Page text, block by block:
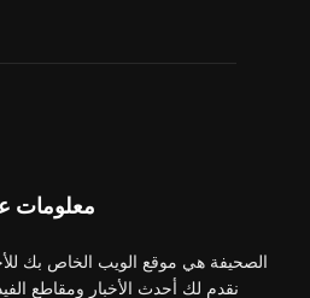
معلومات
الصحيفة هي موقع الويب الخاص بك
نقدم لك أحدث الأخبار ومقاطع